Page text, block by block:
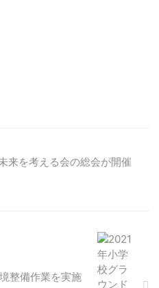
来を考える会の総会が開催
整備作業を実施